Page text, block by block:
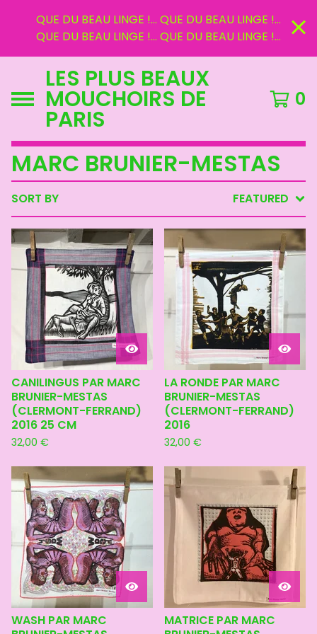
QUE DU BEAU LINGE !... QUE DU BEAU LINGE !...
QUE DU BEAU LINGE !... QUE DU BEAU LINGE !...
LES PLUS BEAUX
MOUCHOIRS DE
PARIS
0
MARC BRUNIER-MESTAS
SORT BY FEATURED
CANILINGUS PAR MARC
BRUNIER-MESTAS
(CLERMONT-FERRAND)
2016 25 CM
32,00 €
LA RONDE PAR MARC
BRUNIER-MESTAS
(CLERMONT-FERRAND)
2016
32,00 €
WASH PAR MARC
MATRICE PAR MARC